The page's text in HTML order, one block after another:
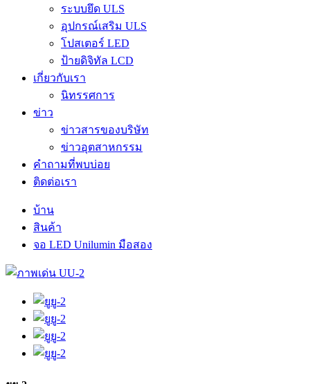
ระบบยึด ULS
อุปกรณ์เสริม ULS
โปสเตอร์ LED
ป้ายดิจิทัล LCD
เกี่ยวกับเรา
นิทรรศการ
ข่าว
ข่าวสารของบริษัท
ข่าวอุตสาหกรรม
คำถามที่พบบ่อย
ติดต่อเรา
บ้าน
สินค้า
จอ LED Unilumin มือสอง